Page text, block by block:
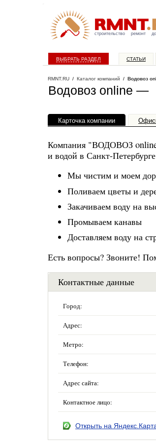
строительство ремонт
ВЫБРАТЬ РАЗДЕЛ СТАТЬИ
RMNT.RU / Каталог компаний / Водовоз
Водовоз online —
Карточка компании
Компания "ВОДОВОЗ
и водой в Санкт-
Мы чистим и моем
Поливаем цветы и
Закачиваем воду на
Промываем канавы
Доставляем воду на
Есть вопросы? Звоните!
Контактные данные
Город:
Адрес:
Метро:
Телефон:
Адрес сайта:
Контактное лицо:
Открыть на